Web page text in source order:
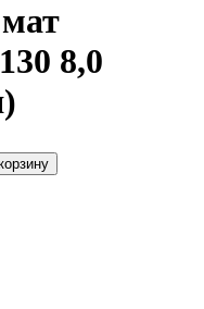
8,0